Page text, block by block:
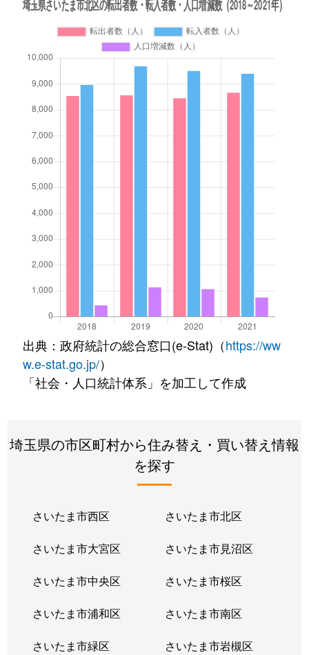
出典：政府統計の総合窓口(e-Stat)（https://ww
w.e-stat.go.jp/）
「社会・人口統計体系」を加工して作成
埼玉県の市区町村から住み替え・買い替え情報
を探す
さいたま市西区 さいたま市北区
さいたま市大宮区 さいたま市見沼区
さいたま市中央区 さいたま市桜区
さいたま市浦和区 さいたま市南区
さいたま市緑区 さいたま市岩槻区